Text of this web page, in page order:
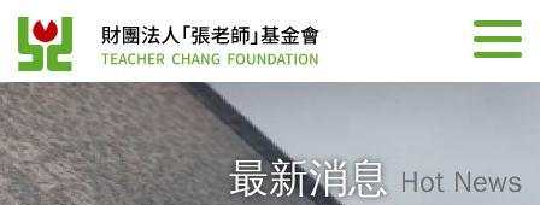
最新消息 Hot News